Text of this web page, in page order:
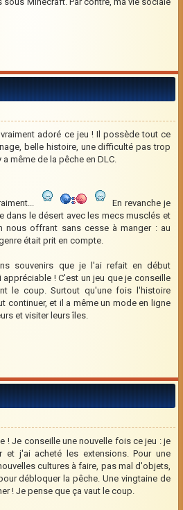
adoré ce jeu ! Il possède tout ce
belle histoire, une difficulté pas trop
même de la pêche en DLC.
En revanche je
dans le désert avec les mecs musclés et
nous offrant sans cesse à manger : au
était prit en compte.
souvenirs que je l'ai refait en début
! C'est un jeu que je conseille
le coup. Surtout qu'une fois l'histoire
continuer, et il a même un mode en ligne
et visiter leurs îles.
! Je conseille une nouvelle fois ce jeu : je
j'ai acheté les extensions. Pour une
cultures à faire, pas mal d'objets,
débloquer la pêche. Une vingtaine de
! Je pense que ça vaut le coup.